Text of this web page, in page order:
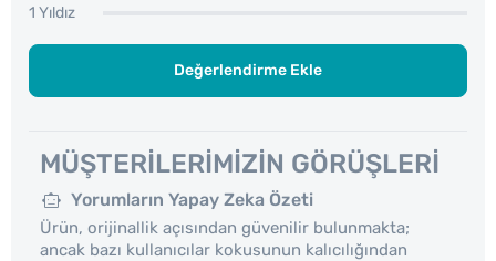
1 Yıldız
Değerlendirme Ekle
MÜŞTERILERIMIZIN GÖRÜŞLERI
Yorumların Yapay Zeka Özeti
Ürün, orijinallik açısından güvenilir bulunmakta;
ancak bazı kullanıcılar kokusunun kalıcılığından